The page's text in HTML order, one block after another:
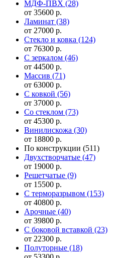
МДФ-ПВХ (28)
от 35600 р.
Ламинат (38)
от 27000 р.
Стекло и ковка (124)
от 76300 р.
С зеркалом (46)
от 44500 р.
Массив (71)
от 63000 р.
С ковкой (56)
от 37000 р.
Со стеклом (73)
от 45300 р.
Винилискожа (30)
от 18800 р.
По конструкции (511)
Двухстворчатые (47)
от 19000 р.
Решетчатые (9)
от 15500 р.
С терморазрывом (153)
от 40800 р.
Арочные (40)
от 39800 р.
С боковой вставкой (23)
от 22300 р.
Полуторные (18)